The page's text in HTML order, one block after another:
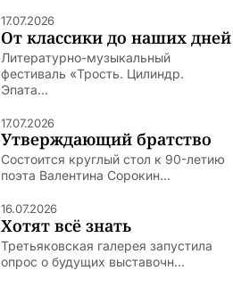
17.07.2026
От классики до наших дней
Литературно-музыкальный
фестиваль «Трость. Цилиндр.
Эпата...
17.07.2026
Утверждающий братство
Состоится круглый стол к 90-летию
поэта Валентина Сорокин...
16.07.2026
Хотят всё знать
Третьяковская галерея запустила
опрос о будущих выставочн...